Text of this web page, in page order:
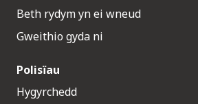
Beth rydym yn ei wneud
Gweithio gyda ni
Polisïau
Hygyrchedd